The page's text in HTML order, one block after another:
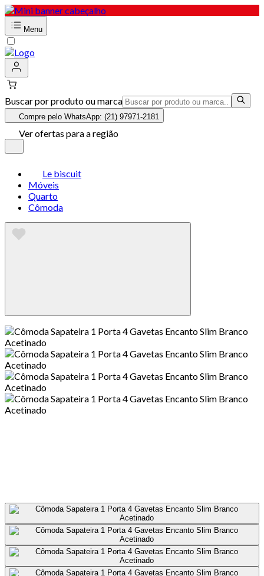
Menu
Buscar por produto ou marca
Compre pelo WhatsApp: (21) 97971-2181
Ver ofertas para a região
Le biscuit
Móveis
Quarto
Cômoda